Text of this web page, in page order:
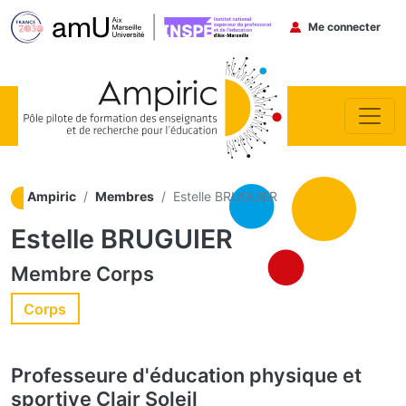
Menu du
Me connecter
Ampiric Membres Estelle BRUGUIER
Estelle BRUGUIER
Membre Corps
Corps
Professeure d'éducation physique et
sportive Clair Soleil